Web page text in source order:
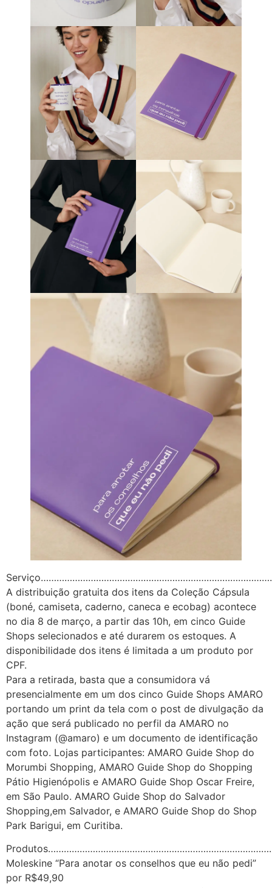
A distribuição gratuita dos itens da Coleção Cápsula
(boné, camiseta, caderno, caneca e ecobag) acontece
no dia 8 de março, a partir das 10h, em cinco Guide
Shops selecionados e até durarem os estoques. A
disponibilidade dos itens é limitada a um produto por
CPF.
Para a retirada, basta que a consumidora vá
presencialmente em um dos cinco Guide Shops AMARO
portando um print da tela com o post de divulgação da
ação que será publicado no perfil da AMARO no
Instagram (@amaro) e um documento de identificação
com foto. Lojas participantes: AMARO Guide Shop do
Morumbi Shopping, AMARO Guide Shop do Shopping
Pátio Higienópolis e AMARO Guide Shop Oscar Freire,
em São Paulo. AMARO Guide Shop do Salvador
Shopping,em Salvador, e AMARO Guide Shop do Shop
Park Barigui, em Curitiba.
Moleskine “Para anotar os conselhos que eu não pedi”
por R$49,90